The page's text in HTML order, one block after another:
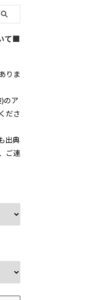
て■
りま
のア
ださ
出典
ご連